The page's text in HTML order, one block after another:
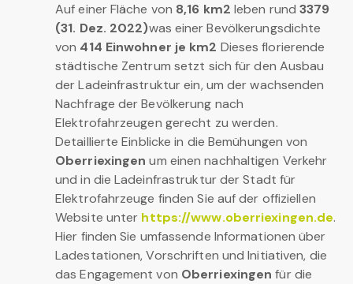
Auf einer Fläche von 8,16 km2 leben rund3379
(31. Dez. 2022)was einer Bevölkerungsdichte
von 414 Einwohner je km2 Dieses florierende
städtische Zentrum setzt sich für den Ausbau
der Ladeinfrastruktur ein, um der wachsenden
Nachfrage der Bevölkerung nach
Elektrofahrzeugen gerecht zu werden.
Detaillierte Einblicke in die Bemühungen von
Oberriexingen um einen nachhaltigen Verkehr
und in die Ladeinfrastruktur der Stadt für
Elektrofahrzeuge finden Sie auf der offiziellen
Website unter https://www.oberriexingen.de.
Hier finden Sie umfassende Informationen über
Ladestationen, Vorschriften und Initiativen, die
das Engagement von Oberriexingen für die